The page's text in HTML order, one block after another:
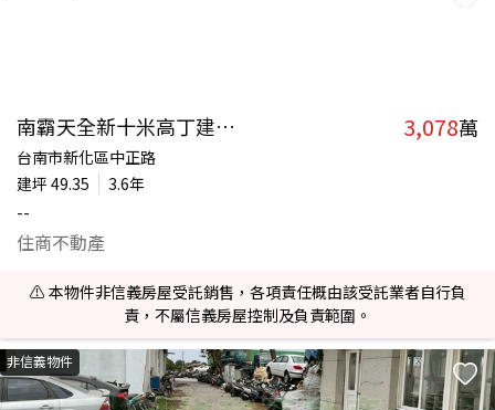
南霸天全新十米高丁建B廠 3,078萬
台南市新化區中正路
建坪 49.35
3.6年
--
住商不動產
⚠️ 本物件非信義房屋受託銷售，各項責任概由該受託業者自行負
責，不屬信義房屋控制及負責範圍。
非信義物件